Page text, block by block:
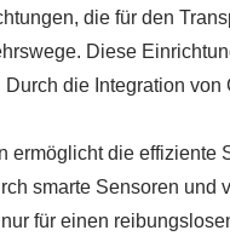
die für den
Diese
die Integration
ermöglicht die
smarte Sensoren
für einen